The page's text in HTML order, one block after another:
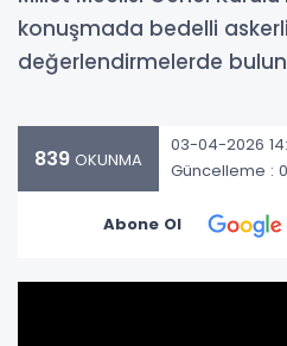
konuşmada bedelli
değerlendirmelerde
839 OKUNMA
03-04-2026
Güncelleme :
Abone Ol